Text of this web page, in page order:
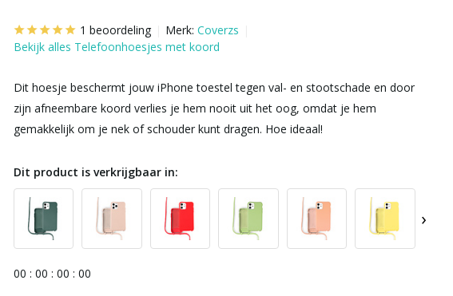
1 beoordeling Merk: Coverzs
Bekijk alles Telefoonhoesjes met koord
Dit hoesje beschermt jouw iPhone toestel tegen val- en stootschade en door
zijn afneembare koord verlies je hem nooit uit het oog, omdat je hem
gemakkelijk om je nek of schouder kunt dragen. Hoe ideaal!
Dit product is verkrijgbaar in:
›
00 : 00 : 00 : 00